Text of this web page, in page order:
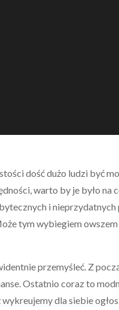
dość dużo ludzi być
warto by je było
i
tym wybiegiem
przemyśleć. Z
Ostatnio coraz to
dla siebie